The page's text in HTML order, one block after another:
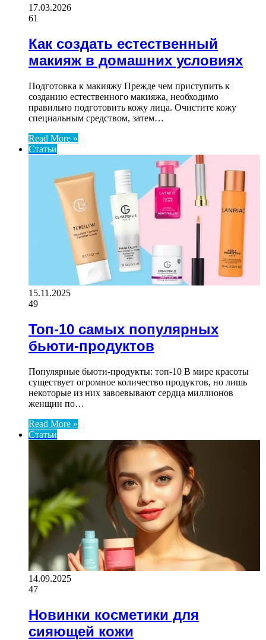
17.03.2026
61
Как создать естественный
макияж в домашних условиях
Подготовка к макияжу Прежде чем приступить к
созданию естественного макияжа, необходимо
правильно подготовить кожу лица. Очистите кожу
специальным средством, затем…
Read More »
Статьи
15.11.2025
49
Топ-10 самых популярных
бьюти-продуктов
Популярные бьюти-продукты: топ-10 В мире красоты
существует огромное количество продуктов, но лишь
некоторые из них завоевывают сердца миллионов
женщин по…
Read More »
Статьи
14.09.2025
47
Новинки косметики для
сияющей кожи